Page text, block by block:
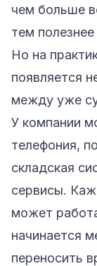
чем больше
тем
Но на
появляется
между уже
У компании
телефония,
складская
сервисы.
может
начинается
переносить